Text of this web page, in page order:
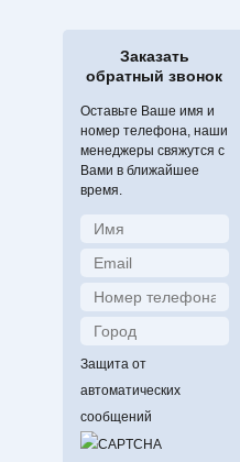
Заказать
обратный звонок
Оставьте Ваше имя и
номер телефона, наши
менеджеры свяжутся с
Вами в ближайшее
время.
Защита от
автоматических
сообщений